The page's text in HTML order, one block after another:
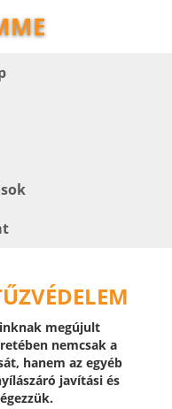
megújult
nemcsak a
hanem az egyéb
javítási és